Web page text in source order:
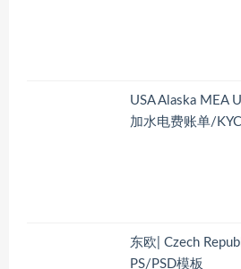
USA Alaska MEA
加水电费账单/
东欧| Czech
PS/PSD模板